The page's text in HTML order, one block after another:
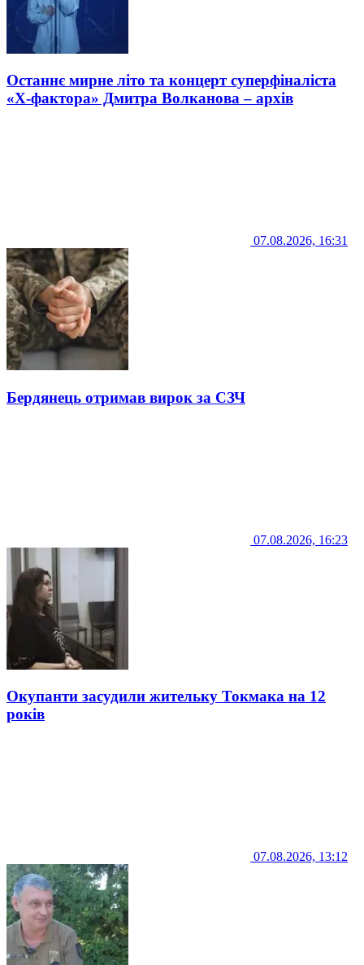
Останнє мирне літо та концерт суперфіналіста
«Х-фактора» Дмитра Волканова – архів
07.08.2026, 16:31
Бердянець отримав вирок за СЗЧ
07.08.2026, 16:23
Окупанти засудили жительку Токмака на 12
років
07.08.2026, 13:12